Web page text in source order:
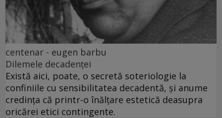
centenar - eugen barbu
Dilemele decadenței
Există aici, poate, o secretă soteriologie la
confiniile cu sensibilitatea decadentă, și anume
credința că printr-o înălțare estetică deasupra
oricărei etici contingente.